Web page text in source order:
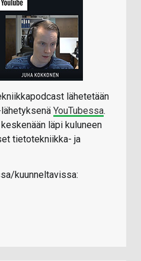
lähetetään
YouTubessa.
läpi kuluneen
tietotekniikka- ja
kuunneltavissa: